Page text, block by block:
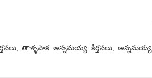
తాళ్ళపాక అన్నమయ్య కీర్తనలు, అన్నమయ్య,